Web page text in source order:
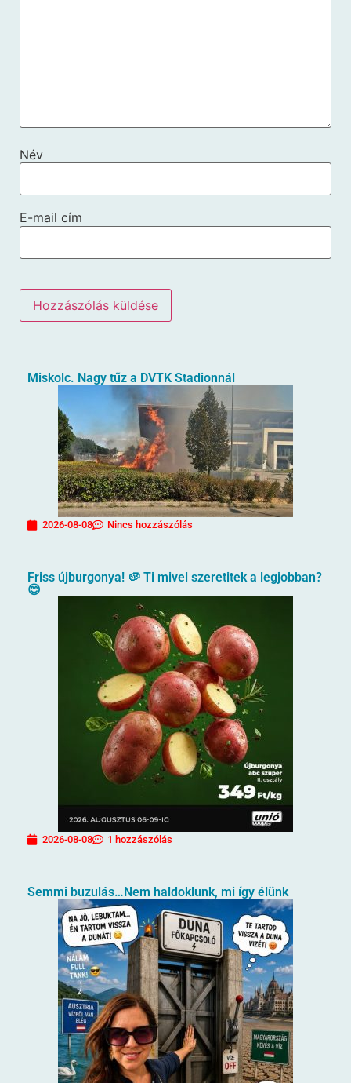
Név
E-mail cím
Miskolc. Nagy tűz a DVTK Stadionnál
2026-08-08 Nincs hozzászólás
Friss újburgonya! 🥔 Ti mivel szeretitek a legjobban?
😊
2026-08-08 1 hozzászólás
Semmi buzulás…Nem haldoklunk, mi így élünk